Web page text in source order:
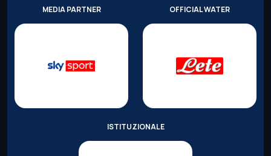
MEDIA PARTNER OFFICIAL WATER
ISTITUZIONALE